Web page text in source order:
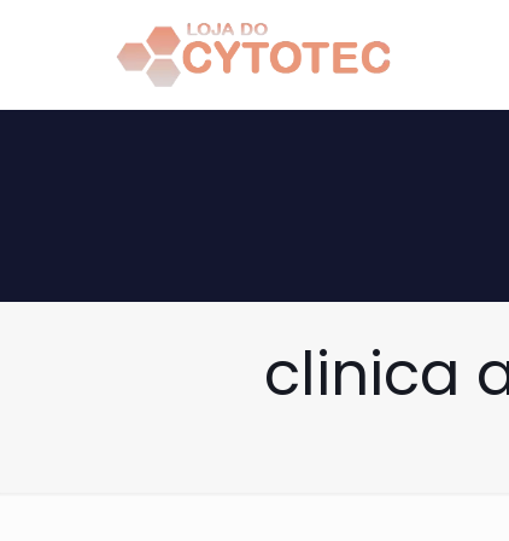
clinica